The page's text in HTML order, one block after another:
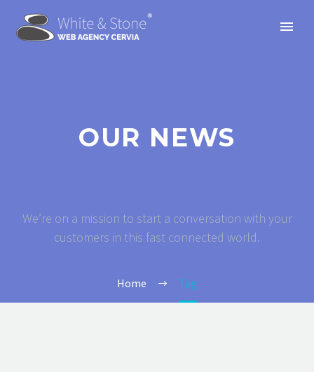
OUR NEWS
We’re on a mission to start a conversation with your
customers in this fast connected world.
Home Tag